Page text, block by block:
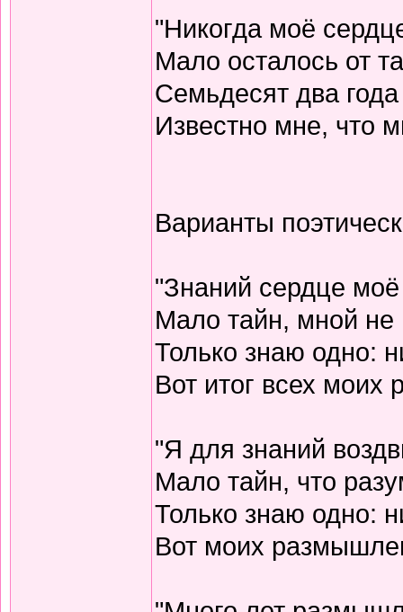
"Никогда моё
Мало осталось от
Семьдесят два
Известно мне, что
Варианты
"Знаний сердце
Мало тайн, мной не
Только знаю одно:
Вот итог всех моих
"Я для знаний
Мало тайн, что
Только знаю одно:
Вот моих